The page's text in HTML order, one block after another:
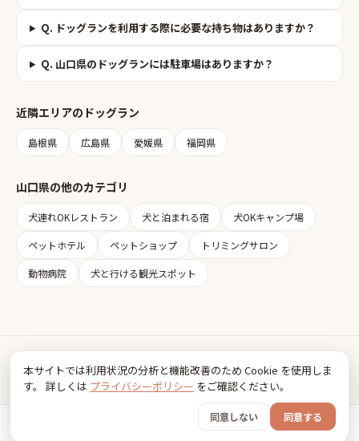
Q. ドッグランを利用する際に必要な持ち物はありますか？
Q. 山口県のドッグランには駐車場はありますか？
近隣エリアの ドッグラン
島根県 広島県 愛媛県 福岡県
山口県の他のカテゴリ
犬連れOKレストラン 犬と泊まれる宿 犬OKキャンプ場
ペットホテル ペットショップ トリミングサロン
動物病院 犬と行ける観光スポット
Inudia
犬とお出かけ情報
© 2026 FancyBox
本サイトでは利用状況の分析と機能改善のため Cookie を使用しま
す。 詳しくは プライバシーポリシー をご確認ください。
同意しない 同意する